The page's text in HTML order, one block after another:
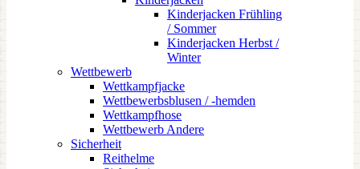
Kinderjacken Frühling
/ Sommer
Kinderjacken Herbst /
Winter
Wettbewerb
Wettkampfjacke
Wettbewerbsblusen / -hemden
Wettkampfhose
Wettbewerb Andere
Sicherheit
Reithelme